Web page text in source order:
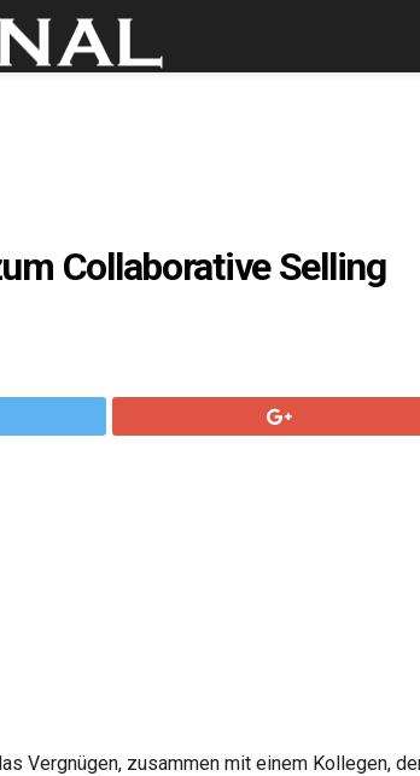
Collaborative Selling
Vergnügen, zusammen mit einem Kollegen,